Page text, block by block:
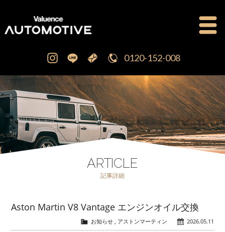
0120-152-008
公式ブログ OFFICIAL BLOG
新車・中古車販売 CAR SALES
注文販売 ORDER SALES
点検修理・車検 MAINTENANCE
ARTICLE
記事詳細
Aston Martin V8 Vantage エンジンオイル交換
2026.05.11
お知らせ, アストンマーティン